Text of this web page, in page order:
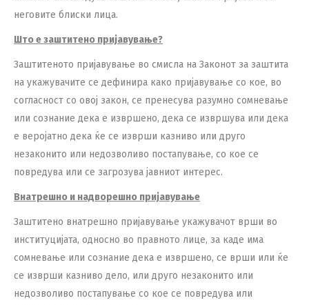
неговите блиски лица.
Што е заштитено пријавување?
Заштитеното пријавување во смисла на Законот за заштита
на укажувачите се дефинира како пријавување со кое, во
согласност со овој закон, се пренесува разумно сомневање
или сознание дека е извршено, дека се извршува или дека
е веројатно дека ќе се изврши казниво или друго
незаконито или недозволиво постапување, со кое се
повредува или се загрозува јавниот интерес.
Внатрешно и надворешно пријавување
Заштитено внатрешно пријавување укажувачот врши во
институцијата, односно во правното лице, за каде има
сомневање или сознание дека е извршено, се врши или ќе
се изврши казниво дело, или друго незаконито или
недозволиво постапување со кое се повредува или